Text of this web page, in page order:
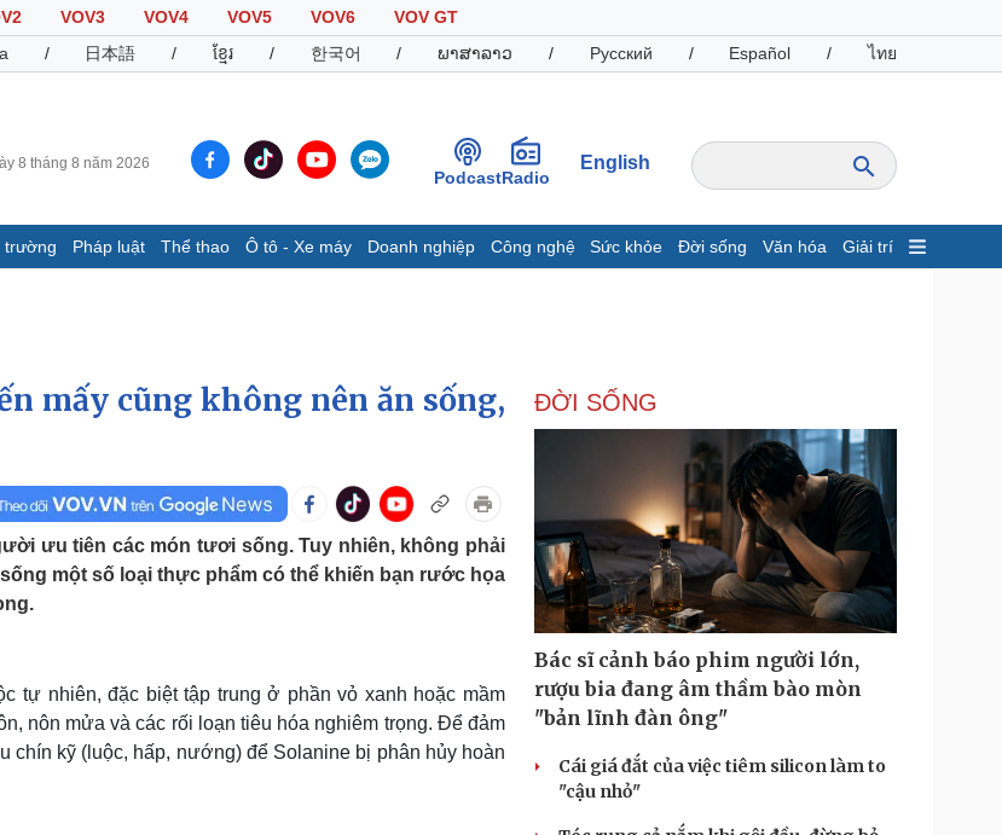
VOV3 VOV4 VOV5 VOV6
VOV GT
/ 日本語 / ខ្មែរ / 한국어 / ພາສາລາວ / Русский / Español / ไทย
8 tháng 8 năm 2026
PodcastRadio
English
trường Pháp luật Thể thao Ô tô - Xe máy Doanh nghiệp Công nghệ Sức khỏe Đời sống Văn hóa Giải trí
Infographic
Giá cà phê
thi đấu bóng đá
giới thể thao
Ô tô - Xe máy
Xe máy
Tư vấn
Doanh nghiệp
Thông tin doanh nghiệp
Doanh nghiệp 24h
Doanh nhân
Vì cộng đồng
Công nghệ
Sành điệu
Tin Công nghệ
Trải nghiệm
Chuyển đổi số
khấu - Điện ảnh
học
nhạc
Nghệ sĩ
Thời trang
Sao Việt
Tư vấn
Săn Tour
check-in
Podcast
Đọc truyện đêm khuya
Cửa sổ tình yêu
Kể chuyện cho bé
mấy cũng không nên ăn sống,
ưu tiên các món tươi sống. Tuy nhiên, không phải
một số loại thực phẩm có thể khiến bạn rước họa
tự nhiên, đặc biệt tập trung ở phần vỏ xanh hoặc mầm
nôn mửa và các rối loạn tiêu hóa nghiêm trọng. Để đảm
chín kỹ (luộc, hấp, nướng) để Solanine bị phân hủy hoàn
ĐỜI SỐNG
Bác sĩ cảnh báo phim người lớn,
rượu bia đang âm thầm bào mòn
"bản lĩnh đàn ông"
Cái giá đắt của việc tiêm silicon làm to
"cậu nhỏ"